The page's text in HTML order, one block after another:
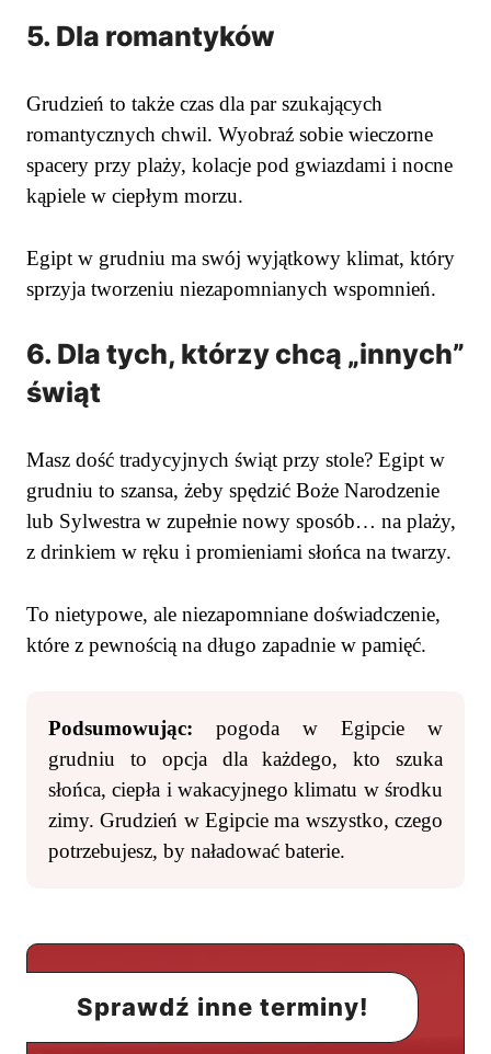
5. Dla romantyków
Grudzień to także czas dla par szukających
romantycznych chwil. Wyobraź sobie wieczorne
spacery przy plaży, kolacje pod gwiazdami i nocne
kąpiele w ciepłym morzu.
Egipt w grudniu ma swój wyjątkowy klimat, który
sprzyja tworzeniu niezapomnianych wspomnień.
6. Dla tych, którzy chcą „innych”
świąt
Masz dość tradycyjnych świąt przy stole? Egipt w
grudniu to szansa, żeby spędzić Boże Narodzenie
lub Sylwestra w zupełnie nowy sposób… na plaży,
z drinkiem w ręku i promieniami słońca na twarzy.
To nietypowe, ale niezapomniane doświadczenie,
które z pewnością na długo zapadnie w pamięć.
Podsumowując: pogoda w Egipcie w
grudniu to opcja dla każdego, kto szuka
słońca, ciepła i wakacyjnego klimatu w środku
zimy. Grudzień w Egipcie ma wszystko, czego
potrzebujesz, by naładować baterie.
Sprawdź inne terminy!